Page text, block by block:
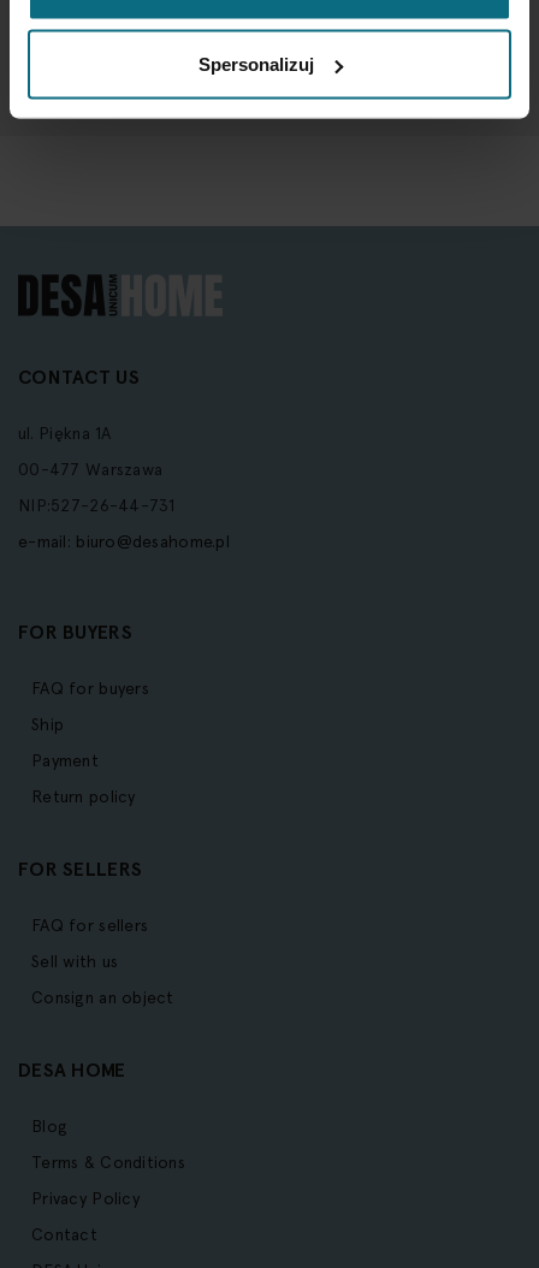
Spersonalizuj
for
SUBSCRIBE
CONTACT US
ul. Piękna 1A
00-477 Warszawa
NIP:527-26-44-731
e-mail: biuro@desahome.pl
FOR BUYERS
FAQ for buyers
Ship
Payment
Return policy
FOR SELLERS
FAQ for sellers
Sell with us
Consign an object
DESA HOME
Blog
Terms & Conditions
Privacy Policy
Contact